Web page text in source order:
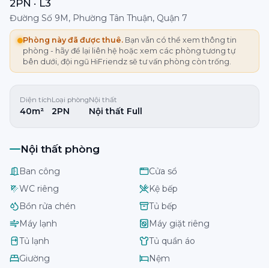
2PN · L3
Đường Số 9M, Phường Tân Thuận, Quận 7
Phòng này đã được thuê. Bạn vẫn có thể xem thông tin
phòng - hãy để lại liên hệ hoặc xem các phòng tương tự
bên dưới, đội ngũ HiFriendz sẽ tư vấn phòng còn trống.
Diện tích
40m²
Loại phòng
2PN
Nội thất
Nội thất Full
Nội thất phòng
Ban công
Cửa sổ
WC riêng
Kệ bếp
Bồn rửa chén
Tủ bếp
Máy lạnh
Máy giặt riêng
Tủ lạnh
Tủ quần áo
Giường
Nệm